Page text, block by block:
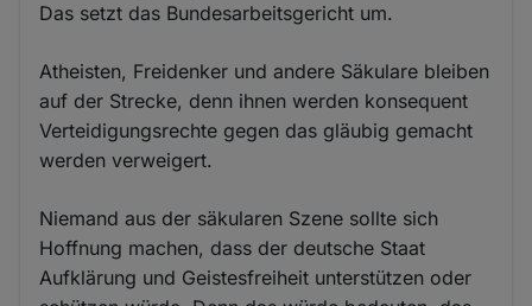
Das setzt das Bundesarbeitsgericht um.
Atheisten, Freidenker und andere Säkulare bleiben
auf der Strecke, denn ihnen werden konsequent
Verteidigungsrechte gegen das gläubig gemacht
werden verweigert.
Niemand aus der säkularen Szene sollte sich
Hoffnung machen, dass der deutsche Staat
Aufklärung und Geistesfreiheit unterstützen oder